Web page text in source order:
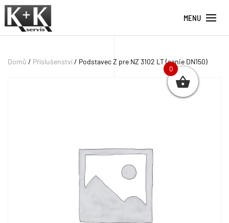
MENU
Domů / Příslušenství/ Podstavec Z pre NZ 3102 LT (sanie DN150)
0